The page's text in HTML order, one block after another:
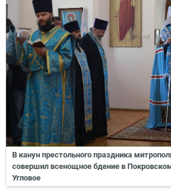
В канун престольного праздника
совершил всенощное бдение в
Угловое